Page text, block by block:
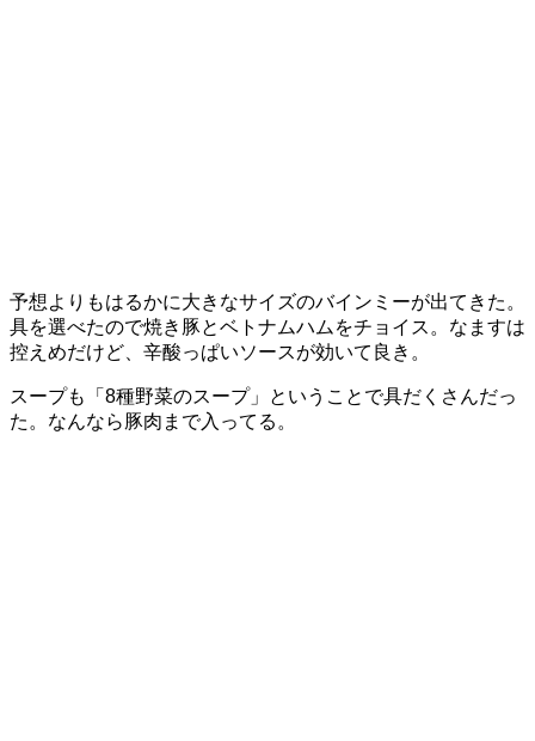
予想よりもはるかに大きなサイズのバインミーが出てきた。
具を選べたので焼き豚とベトナムハムをチョイス。なますは
控えめだけど、辛酸っぱいソースが効いて良き。
スープも「8種野菜のスープ」ということで具だくさんだっ
た。なんなら豚肉まで入ってる。